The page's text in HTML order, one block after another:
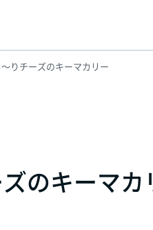
りチーズのキーマカリー
のキーマカ